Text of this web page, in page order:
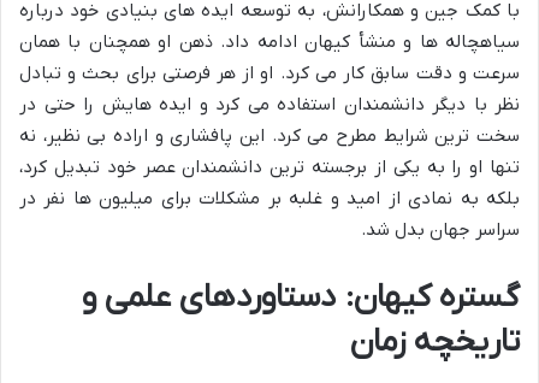
با کمک جین و همکارانش، به توسعه ایده های بنیادی خود درباره
سیاهچاله ها و منشأ کیهان ادامه داد. ذهن او همچنان با همان
سرعت و دقت سابق کار می کرد. او از هر فرصتی برای بحث و تبادل
نظر با دیگر دانشمندان استفاده می کرد و ایده هایش را حتی در
سخت ترین شرایط مطرح می کرد. این پافشاری و اراده بی نظیر، نه
تنها او را به یکی از برجسته ترین دانشمندان عصر خود تبدیل کرد،
بلکه به نمادی از امید و غلبه بر مشکلات برای میلیون ها نفر در
سراسر جهان بدل شد.
گستره کیهان: دستاوردهای علمی و
تاریخچه زمان